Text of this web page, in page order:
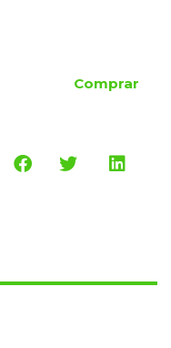
Comprar